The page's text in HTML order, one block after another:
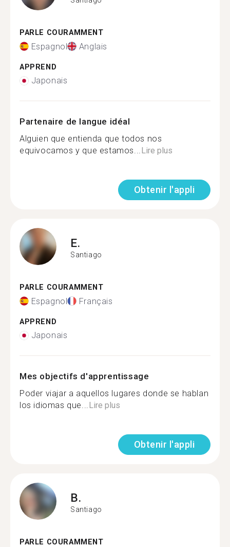
PARLE COURAMMENT
Espagnol Anglais
APPREND
Japonais
Partenaire de langue idéal
Alguien que entienda que todos nos
equivocamos y que estamos...Lire plus
Obtenir l'appli
E.
Santiago
PARLE COURAMMENT
Espagnol Français
APPREND
Japonais
Mes objectifs d'apprentissage
Poder viajar a aquellos lugares donde se hablan
los idiomas que...Lire plus
Obtenir l'appli
B.
Santiago
PARLE COURAMMENT